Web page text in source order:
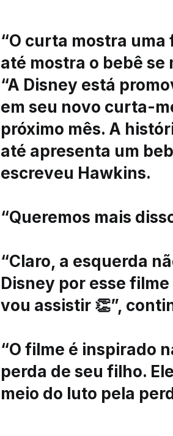
“O curta mostra
até mostra o bebê se
“A Disney está
em seu novo curta-
próximo mês. A
até apresenta um
escreveu Hawkins.
“Queremos mais
“Claro, a esquerda
Disney por esse
vou assistir 👏”,
“O filme é inspirado
perda de seu filho.
meio do luto pela